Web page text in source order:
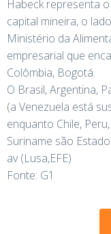
Habeck representa
capital mineira, o
Ministério da
empresarial que
Colômbia, Bogotá.
O Brasil, Argentina,
(a Venezuela está
enquanto Chile,
Suriname são
av (Lusa,EFE)
Fonte: G1